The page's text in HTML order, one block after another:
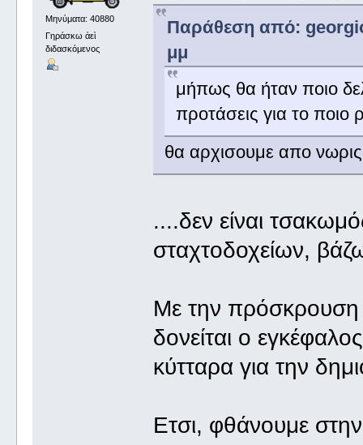
Μηνύματα: 40880
Γηράσκω ἀεὶ
διδασκόμενος
Παράθεση από:
μμ
μήπως θα ήταν ποιο
προτάσεις για το
θα αρχισουμε απο
....δεν είναι
σταχτοδοχείων,
Με την πρόσκρουση
δονείται ο
κύτταρα για την
Ετσι, φθάνουμε